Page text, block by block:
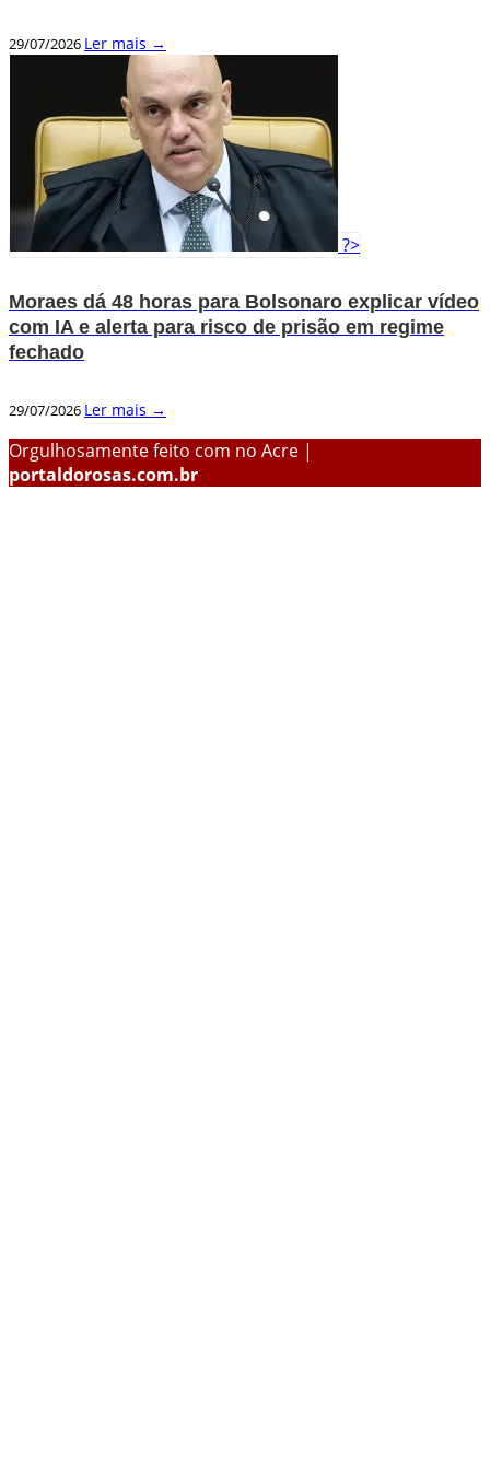
29/07/2026 Ler mais →
?>
Moraes dá 48 horas para Bolsonaro explicar vídeo
com IA e alerta para risco de prisão em regime
fechado
29/07/2026 Ler mais →
Orgulhosamente feito com no Acre |
portaldorosas.com.br